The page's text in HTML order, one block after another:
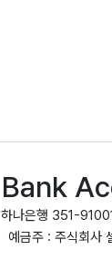
Bank
하나은행 351-
예금주 : 주식회사